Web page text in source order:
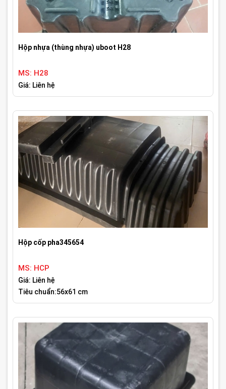
Hộp nhựa (thùng nhựa) uboot H28
MS: H28
Giá: Liên hệ
Hộp cốp pha345654
MS: HCP
Giá: Liên hệ
Tiêu chuẩn:56x61 cm